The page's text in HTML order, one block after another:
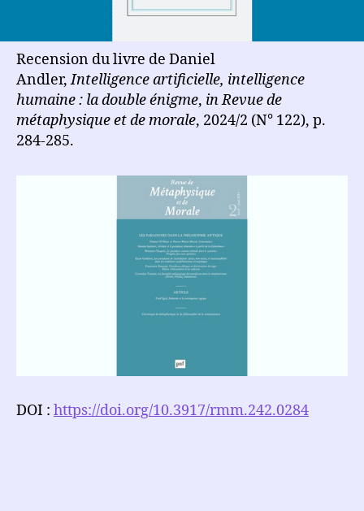
Recension du livre de Daniel
Andler,Intelligence artificielle, intelligence
humaine : la double énigme, in Revue de
métaphysique et de morale, 2024/2 (N° 122), p.
284-285.
DOI : https://doi.org/10.3917/rmm.242.0284